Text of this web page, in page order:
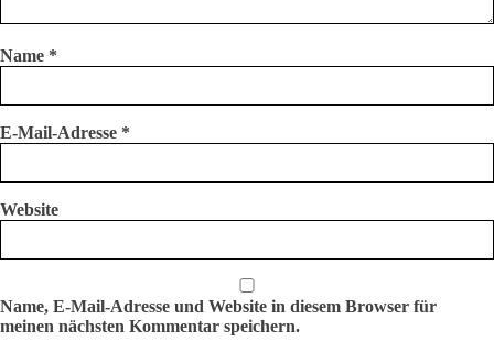
Name *
E-Mail-Adresse *
Website
Name, E-Mail-Adresse und Website in diesem Browser für
meinen nächsten Kommentar speichern.